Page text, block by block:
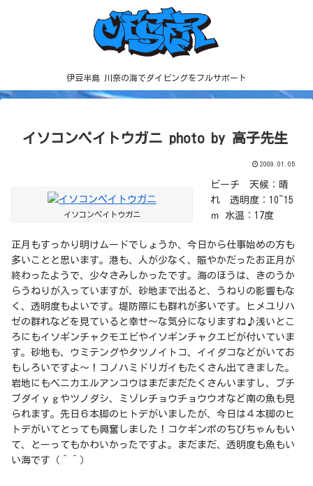
伊豆半島 川奈の海でダイビングをフルサポート
イソコンペイトウガニ photo by 高子先生
2009.01.05
イソコンペイトウガニ
ビーチ 天候：晴
れ 透明度：10~15
ｍ 水温：17度
正月もすっかり明けムードでしょうか、今日から仕事始めの方も
多いことと思います。港も、人が少なく、賑やかだったお正月が
終わったようで、少々さみしかったです。海のほうは、きのうか
らうねりが入っていますが、砂地まで出ると、うねりの影響もな
く、透明度もよいです。堤防際にも群れが多いです。ヒメユリハ
ゼの群れなどを見ていると幸せ～な気分になりますね♪浅いとこ
ろにもイソギンチャクモエビやイソギンチャクエビが付いていま
す。砂地も、ウミテングやタツノイトコ、イイダコなどがいてお
もしろいですよ～！コノハミドリガイもたくさん出てきました。
岩地にもベニカエルアンコウはまだまだたくさんいますし、ブチ
ブダイｙｇやツノダシ、ミゾレチョウチョウウオなど南の魚も見
られます。先日６本脚のヒトデがいましたが、今日は４本脚のヒ
トデがいてとっても興奮しました！コケギンポのちびちゃんもい
て、とーってもかわいかったですよ。まだまだ、透明度も魚もい
い海です（＾＾）